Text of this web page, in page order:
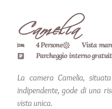
Camelia
4 Persone
Vista
Parcheggio interno
La camera Camelia,
indipendente, gode di una
vista unica.